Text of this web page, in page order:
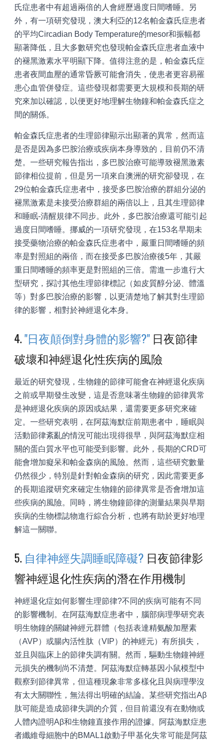
氏症患者中有超過兩倍的人會經歷過度日間嗜睡。另
外，有一項研究發現，澳大利亞的12名帕金森氏症患者
的平均Circadian Body Temperature的mesor和振幅都
顯著降低，且大多數研究也發現帕金森氏症患者血液中
的褪黑激素水平明顯下降。值得注意的是，帕金森氏症
患者夜間血壓的通常昏厥可能會消失，使患者更容易罹
患心血管併發症。這些發現都需要更大規模和長期的研
究來加以確認，以便更好地理解生物鐘和帕金森氏症之
間的關係。
帕金森氏症患者的生理節律顯示出顯著的異常，然而這
是否是因為多巴胺治療或疾病本身導致的，目前仍不清
楚。一些研究報告指出，多巴胺治療可能導致褪黑激素
節律相位提前，但是另一項來自澳洲的研究卻發現，在
29位帕金森氏症患者中，接受多巴胺治療的群組分泌的
褪黑激素是未接受治療群組的兩倍以上，且其生理節律
和睡眠-清醒規律不同步。此外，多巴胺治療還可能引起
過度日間嗜睡。挪威的一項研究發現，在153名早期未
接受藥物治療的帕金森氏症患者中，嚴重日間嗜睡的頻
率是對照組的兩倍，而在接受多巴胺治療後5年，其嚴
重日間嗜睡的頻率更是對照組的三倍。需進一步進行大
型研究，探討其他生理節律標記（如皮質醇分泌、體溫
等）對多巴胺治療的影響，以更清楚地了解其對生理節
律的影響，相對於神經退化本身。
4."日夜顛倒對身體的影響?" 日夜節律
破壞和神經退化性疾病的風險
最近的研究發現，生物鐘的節律可能會在神經退化疾病
之前或早期發生改變，這是否意味著生物鐘的節律異常
是神經退化疾病的原因或結果，還需要更多研究來確
定。一些研究表明，在阿茲海默症前期患者中，睡眠與
活動節律紊亂的情況可能出現得很早，與阿茲海默症相
關的蛋白質水平也可能受到影響。此外，長期的CRD可
能會增加癡呆和帕金森病的風險。然而，這些研究數量
仍然很少，特別是針對帕金森病的研究，因此需要更多
的長期追蹤研究來確定生物鐘的節律異常是否會增加這
些疾病的風險。同時，將生物鐘節律的測量結果與早期
疾病的生物標誌物進行綜合分析，也將有助於更好地理
解這一關聯。
5. 自律神經失調睡眠障礙? 日夜節律影
響神經退化性疾病的潛在作用機制
神經退化症如何影響生理節律?不同的疾病可能有不同
的影響機制。在阿茲海默症患者中，腦部病理學研究表
明生物鐘的關鍵神經元群體（包括表達精氨酸加壓素
（AVP）或腸內活性肽（VIP）的神經元）有所損失，
並且與臨床上的節律失調有關。然而，驅動生物鐘神經
元損失的機制尚不清楚。阿茲海默症轉基因小鼠模型中
觀察到節律異常，但這種現象非常多樣化且與病理學沒
有太大關聯性，無法得出明確的結論。某些研究指出Aβ
肽可能是造成節律失調的介質，但目前還沒有在動物或
人體內證明Aβ和生物鐘直接作用的證據。阿茲海默症患
者纖維母細胞中的BMAL1啟動子甲基化失常可能是阿茲